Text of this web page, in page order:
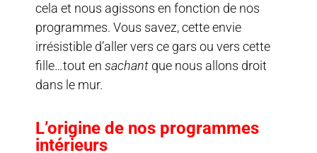
cela et nous agissons en fonction de nos
programmes. Vous savez, cette envie
irrésistible d’aller vers ce gars ou vers cette
fille…tout en sachant que nous allons droit
dans le mur.
L’origine de nos programmes
intérieurs